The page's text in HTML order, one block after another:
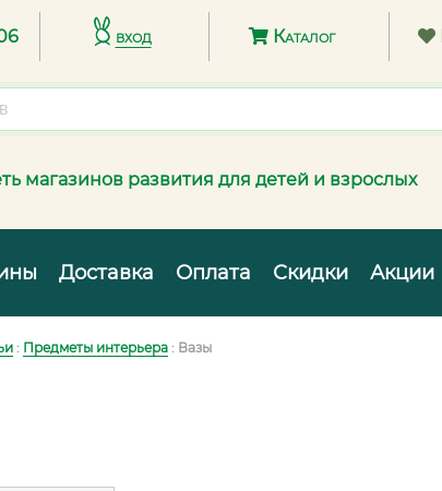
вход Каталог
магазинов развития для детей и взрослых
Доставка Оплата Скидки Акции
: Предметы интерьера : Вазы